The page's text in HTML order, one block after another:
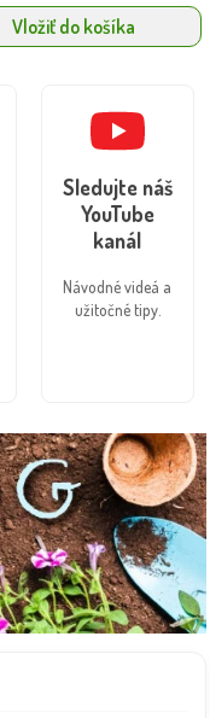
Vložiť do košíka
Sledujte náš
YouTube
kanál
Návodné videá a
užitočné tipy.